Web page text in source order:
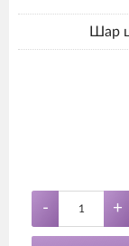
Шар
- +